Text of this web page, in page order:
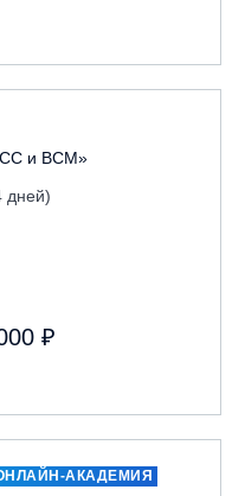
СС и ВСМ»
дней)
₽
АКАДЕМИЯ